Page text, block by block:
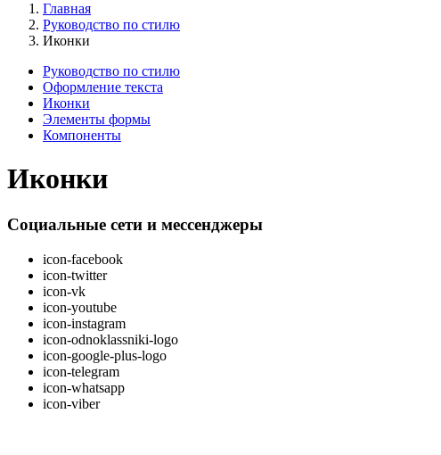
Главная
Руководство по стилю
Иконки
Руководство по стилю
Оформление текста
Иконки
Элементы формы
Компоненты
Иконки
Cоциальные сети и мессенджеры
icon-facebook
icon-twitter
icon-vk
icon-youtube
icon-instagram
icon-odnoklassniki-logo
icon-google-plus-logo
icon-telegram
icon-whatsapp
icon-viber